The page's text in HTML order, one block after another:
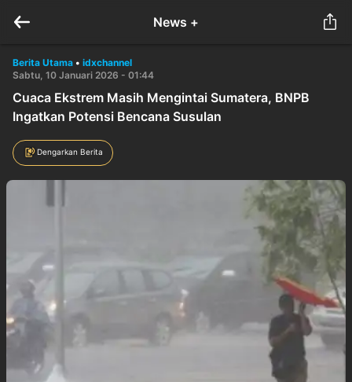
News +
Berita Utama • idxchannel
Sabtu, 10 Januari 2026 - 01:44
Cuaca Ekstrem Masih Mengintai Sumatera, BNPB
Ingatkan Potensi Bencana Susulan
Dengarkan Berita